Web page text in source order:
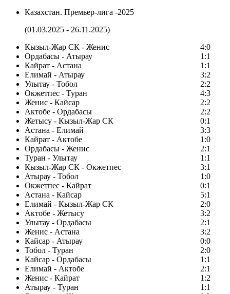
Казахстан. Премьер-лига -2025
(01.03.2025 - 26.11.2025)
Кызыл-Жар СК - Женис
4:0
Ордабасы - Атырау
1:1
Кайрат - Астана
1:1
Елимай - Атырау
3:2
Улытау - Тобол
2:2
Окжетпес - Туран
4:3
Женис - Кайсар
2:2
Актобе - Ордабасы
2:2
Жетысу - Кызыл-Жар СК
0:1
Астана - Елимай
3:3
Кайрат - Актобе
1:0
Ордабасы - Женис
2:1
Туран - Улытау
1:1
Кызыл-Жар СК - Окжетпес
3:1
Атырау - Тобол
1:0
Окжетпес - Кайрат
0:1
Астана - Кайсар
5:1
Елимай - Кызыл-Жар СК
2:0
Актобе - Жетысу
3:2
Улытау - Ордабасы
2:1
Женис - Астана
3:2
Кайсар - Атырау
0:0
Тобол - Туран
2:0
Кайсар - Ордабасы
1:1
Елимай - Актобе
2:1
Женис - Кайрат
1:2
Атырау - Туран
1:1